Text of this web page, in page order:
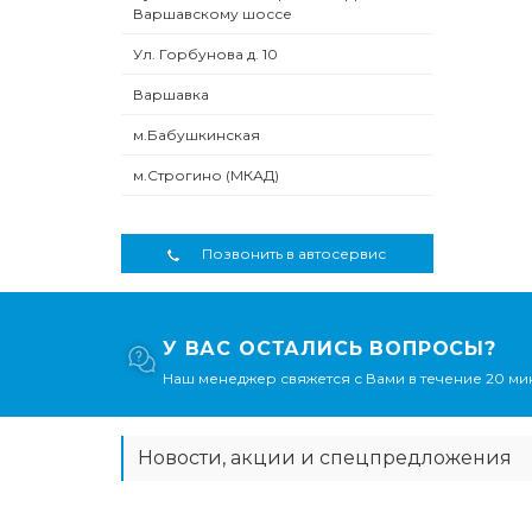
Варшавскому шоссе
Ул. Горбунова д. 10
Варшавка
м.Бабушкинская
м.Строгино (МКАД)
Позвонить в автосервис
У ВАС ОСТАЛИСЬ ВОПРОСЫ?
Наш менеджер свяжется с Вами в течение 20
Новости, акции и спецпредложения